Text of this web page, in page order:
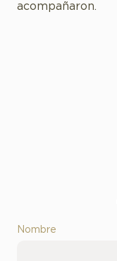
acompañaron.
Nombre